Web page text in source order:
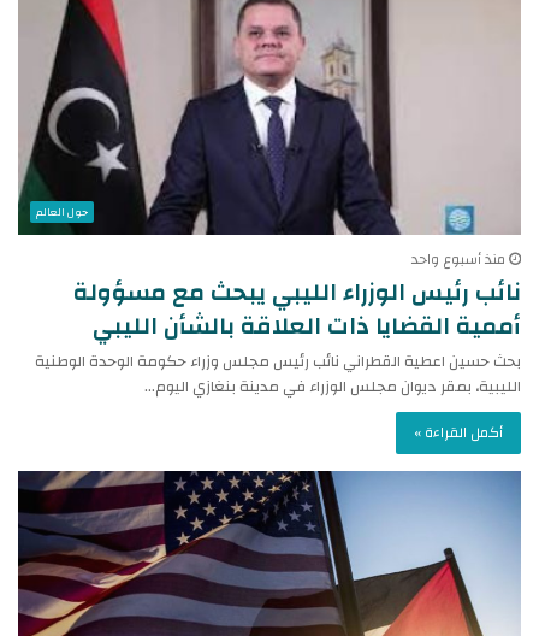
حول العالم
منذ أسبوع واحد
نائب رئيس الوزراء الليبي يبحث مع مسؤولة
أممية القضايا ذات العلاقة بالشأن الليبي
بحث حسين اعطية القطراني نائب رئيس مجلس وزراء حكومة الوحدة الوطنية
الليبية، بمقر ديوان مجلس الوزراء في مدينة بنغازي اليوم…
أكمل القراءة »